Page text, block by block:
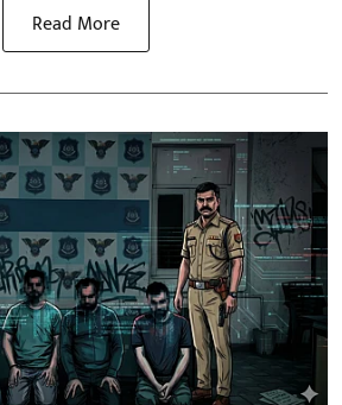
Read More